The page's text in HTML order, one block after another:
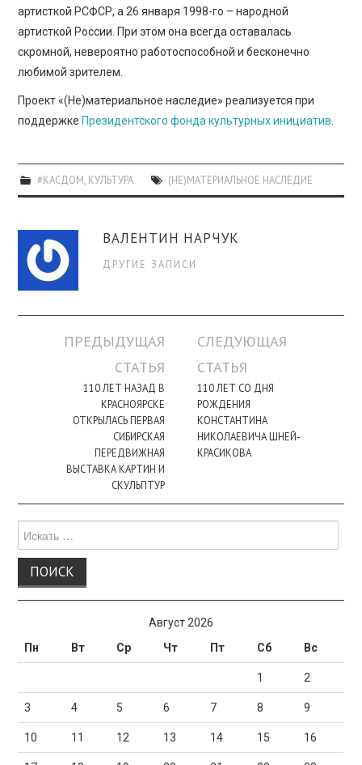
артисткой РСФСР, а 26 января 1998-го – народной
артисткой России. При этом она всегда оставалась
скромной, невероятно работоспособной и бесконечно
любимой зрителем.
Проект «(Не)материальное наследие» реализуется при
поддержке Президентского фонда культурных инициатив
#КАСДОМ КУЛЬТУРА (НЕ)МАТЕРИАЛЬНОЕ НАСЛЕДИЕ
ВАЛЕНТИН НАРЧУК
ДРУГИЕ ЗАПИСИ
Навигация
ПРЕДЫДУЩАЯ
СТАТЬЯ
110 ЛЕТ НАЗАД В
КРАСНОЯРСКЕ
ОТКРЫЛАСЬ ПЕРВАЯ
СИБИРСКАЯ
ПЕРЕДВИЖНАЯ
ВЫСТАВКА КАРТИН И
СКУЛЬПТУР
СЛЕДУЮЩАЯ
СТАТЬЯ
110 ЛЕТ СО ДНЯ
РОЖДЕНИЯ
КОНСТАНТИНА
НИКОЛАЕВИЧА ШНЕЙ-
КРАСИКОВА
для:
Август 2026
Пн
Вт Ср Чт Пт Сб Вс
1 2
3 4 5 6 7 8 9
10 11 12 13 14 15 16